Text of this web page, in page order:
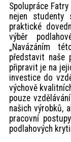
Spolupráce
nejen
praktické
výběr
„Navázáním
představit naše
připravit je na
investice do
výchově
pouze
našich výrobků,
pracovní
podlahových